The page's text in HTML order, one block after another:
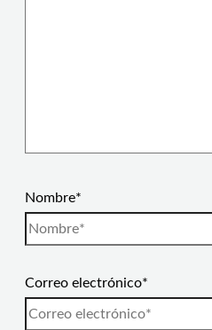
Nombre*
Correo electrónico*